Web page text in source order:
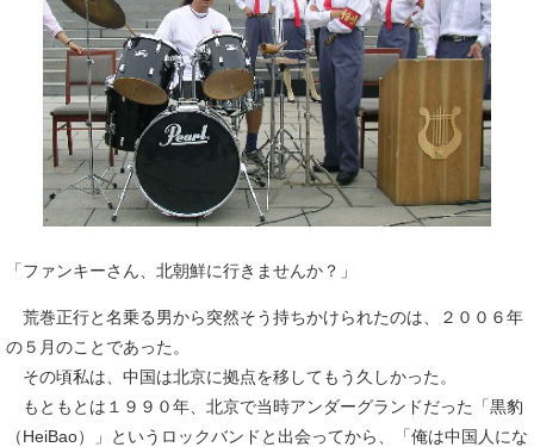
「ファンキーさん、北朝鮮に行きませんか？」
荒巻正行と名乗る男から突然そう持ちかけられたのは、２００６年
の５月のことであった。
その頃私は、中国は北京に拠点を移してもう久しかった。
もともとは１９９０年、北京で当時アンダーグランドだった「黒豹
（HeiBao）」というロックバンドと出会ってから、「俺は中国人にな